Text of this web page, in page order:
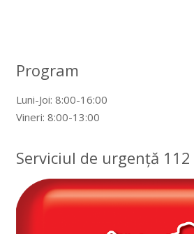
Program
Luni-Joi: 8:00-16:00
Vineri: 8:00-13:00
Serviciul de urgență 112